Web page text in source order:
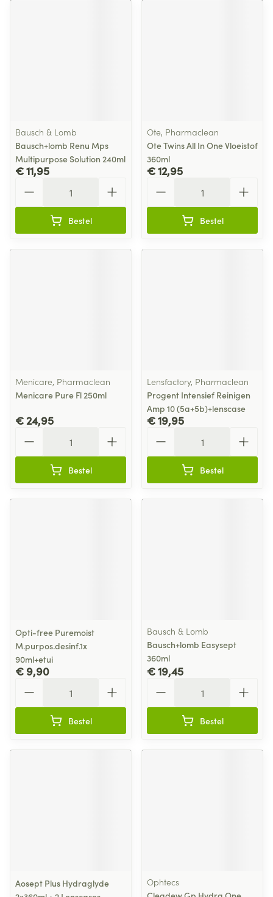
Bausch & Lomb
Bausch+lomb Renu Mps
Multipurpose Solution 240ml
€ 11,95
Bestel
Ote, Pharmaclean
Ote Twins All In One Vloeistof
360ml
€ 12,95
Bestel
Menicare, Pharmaclean
Menicare Pure Fl 250ml
€ 24,95
Bestel
Lensfactory, Pharmaclean
Progent Intensief Reinigen
Amp 10 (5a+5b)+lenscase
€ 19,95
Bestel
Opti-free Puremoist
M.purpos.desinf.1x
90ml+etui
€ 9,90
Bestel
Bausch & Lomb
Bausch+lomb Easysept
360ml
€ 19,45
Bestel
Aosept Plus Hydraglyde
Ophtecs